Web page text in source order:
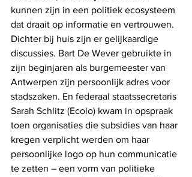
kunnen zijn in een politiek ecosysteem
dat draait op informatie en vertrouwen.
Dichter bij huis zijn er gelijkaardige
discussies. Bart De Wever gebruikte in
zijn beginjaren als burgemeester van
Antwerpen zijn persoonlijk adres voor
stadszaken. En federaal staatssecretaris
Sarah Schlitz (Ecolo) kwam in opspraak
toen organisaties die subsidies van haar
kregen verplicht werden om haar
persoonlijke logo op hun communicatie
te zetten – een vorm van politieke